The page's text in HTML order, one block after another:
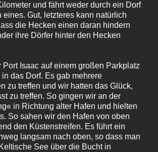
und fährt weder durch ein Dorf
eines. Gut, letzteres kann natürlich
die Hecken einen daran hindern
ihre Dörfer hinter den Hecken
Port Isaac auf einem großen Parkplatz
das Dorf. Es gab mehrere
zu treffen und wir hatten das Glück,
zu treffen. So gingen wir an der
in Richtung alter Hafen und hielten
So sahen wir den Hafen von oben
den Küstenstreifen. Es führt ein
langsam nach oben, so dass man
See über die Bucht in